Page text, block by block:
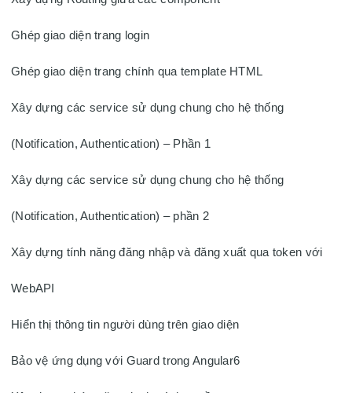
Ghép giao diện trang login
Ghép giao diện trang chính qua template HTML
Xây dựng các service sử dụng chung cho hệ thống
(Notification, Authentication) – Phần 1
Xây dựng các service sử dụng chung cho hệ thống
(Notification, Authentication) – phần 2
Xây dựng tính năng đăng nhập và đăng xuất qua token với
WebAPI
Hiển thị thông tin người dùng trên giao diện
Bảo vệ ứng dụng với Guard trong Angular6